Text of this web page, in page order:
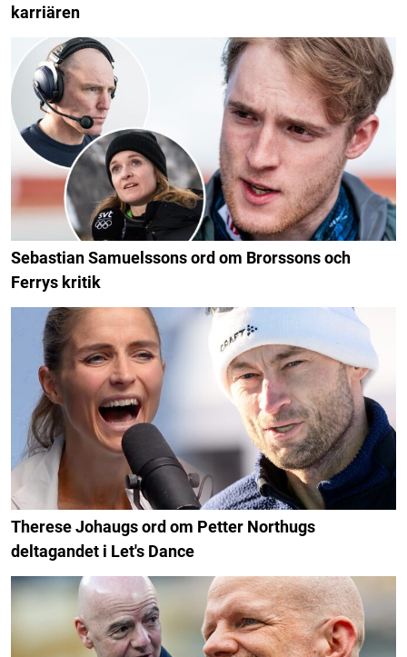
karriären
Sebastian Samuelssons ord om Brorssons och
Ferrys kritik
Therese Johaugs ord om Petter Northugs
deltagandet i Let's Dance